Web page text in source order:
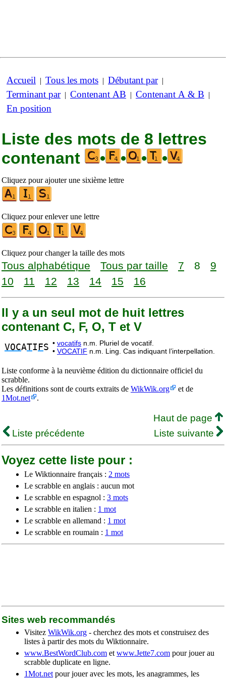
Accueil | Tous les mots | Débutant par|
Terminant par| Contenant AB | Contenant A & B |
En position
Liste des mots de 8 lettres
contenant
• • • •
Cliquez pour ajouter une sixième lettre
Cliquez pour enlever une lettre
Cliquez pour changer la taille des mots
Tous alphabétique Tous par taille 7 8
9
10
11 12 13 14 15 16
Il y a un seul mot de huit lettres
contenant C, F, O, T et V
VOCATI FS • vocatifs n.m. Pluriel de vocatif.
• VOCATIF n.m. Ling. Cas indiquant l’interpellation.
Liste conforme à la neuvième édition du dictionnaire officiel du
scrabble.
Les définitions sont de courts extraits de WikWik.org
et de
1Mot.net
.
Haut de page
Liste précédente
Liste suivante
Voyez cette liste pour :
Le Wiktionnaire français : 2 mots
Le scrabble en anglais : aucun mot
Le scrabble en espagnol : 3 mots
Le scrabble en italien : 1 mot
Le scrabble en allemand : 1 mot
Le scrabble en roumain : 1 mot
Sites web recommandés
Visitez WikWik.org - cherchez des mots et construisez des
listes à partir des mots du Wiktionnaire.
www.BestWordClub.com et www.Jette7.com pour jouer au
scrabble duplicate en ligne.
1Mot.net pour jouer avec les mots, les anagrammes, les